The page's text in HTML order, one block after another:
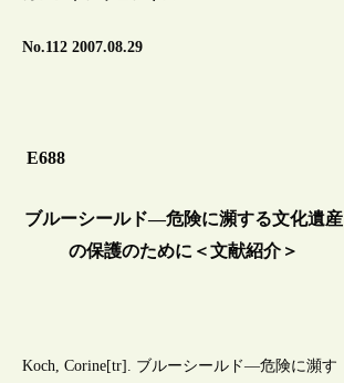
No.112 2007.08.29
E688
ブルーシールド―危険に瀕する文化遺産
の保護のために＜文献紹介＞
Koch, Corine[tr]. ブルーシールド―危険に瀕す